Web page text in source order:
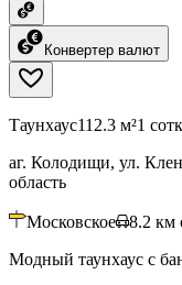
Конвертер валют
Таунхаус112.3 м²1
аг. Колодищи, ул.
область
Московское 8.2 км
Модный таунхаус с